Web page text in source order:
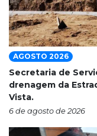
AGOSTO 2026
Secretaria de
drenagem da
Vista.
6 de agosto de 2026